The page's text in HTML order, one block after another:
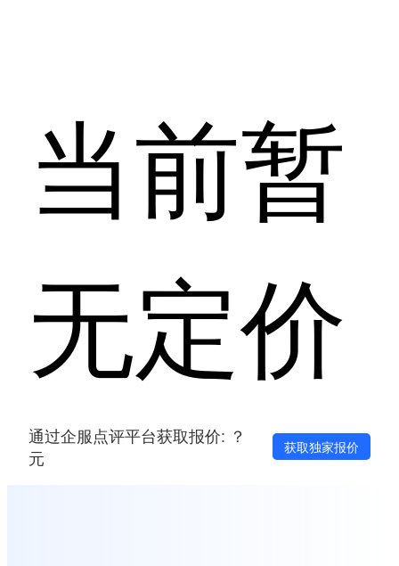
当前暂
无定价
通过企服点评平台获取报价: ？
元
获取独家报价